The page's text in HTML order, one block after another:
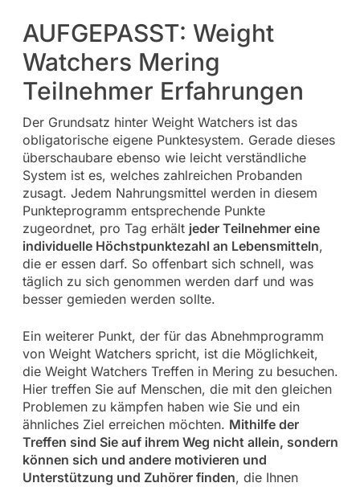
AUFGEPASST: Weight
Watchers Mering
Teilnehmer Erfahrungen
Der Grundsatz hinter Weight Watchers ist das
obligatorische eigene Punktesystem. Gerade dieses
überschaubare ebenso wie leicht verständliche
System ist es, welches zahlreichen Probanden
zusagt. Jedem Nahrungsmittel werden in diesem
Punkteprogramm entsprechende Punkte
zugeordnet, pro Tag erhält jeder Teilnehmer eine
individuelle Höchstpunktezahl an Lebensmitteln,
die er essen darf. So offenbart sich schnell, was
täglich zu sich genommen werden darf und was
besser gemieden werden sollte.
Ein weiterer Punkt, der für das Abnehmprogramm
von Weight Watchers spricht, ist die Möglichkeit,
die Weight Watchers Treffen in Mering zu besuchen.
Hier treffen Sie auf Menschen, die mit den gleichen
Problemen zu kämpfen haben wie Sie und ein
ähnliches Ziel erreichen möchten. Mithilfe der
Treffen sind Sie auf ihrem Weg nicht allein, sondern
können sich und andere motivieren und
Unterstützung und Zuhörer finden, die Ihnen